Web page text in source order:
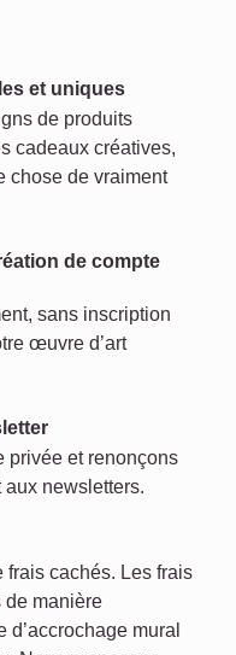
et uniques
de produits
cadeaux créatives,
chose de vraiment
de compte
sans inscription
œuvre d’art
privée et renonçons
newsletters.
frais cachés. Les frais
de manière
d’accrochage mural